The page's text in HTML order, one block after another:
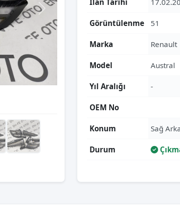
İlan Tarihi
Görüntülenme 51
Marka Renault
Model Austral
Yıl Aralığı -
OEM No
Konum Sağ
Durum